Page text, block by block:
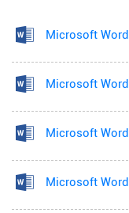
Microsoft
Microsoft
Microsoft
Microsoft